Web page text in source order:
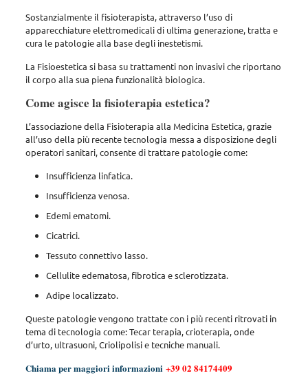
Sostanzialmente il fisioterapista, attraverso l’uso di
apparecchiature elettromedicali di ultima generazione, tratta e
cura le patologie alla base degli inestetismi.
La Fisioestetica si basa su trattamenti non invasivi che riportano
il corpo alla sua piena funzionalità biologica.
Come agisce la fisioterapia estetica?
L’associazione della Fisioterapia alla Medicina Estetica, grazie
all’uso della più recente tecnologia messa a disposizione degli
operatori sanitari, consente di trattare patologie come:
Insufficienza linfatica.
Insufficienza venosa.
Edemi ematomi.
Cicatrici.
Tessuto connettivo lasso.
Cellulite edematosa, fibrotica e sclerotizzata.
Adipe localizzato.
Queste patologie vengono trattate con i più recenti ritrovati in
tema di tecnologia come: Tecar terapia, crioterapia, onde
d’urto, ultrasuoni, Criolipolisi e tecniche manuali.
Chiama per maggiori informazioni +39 02 84174409